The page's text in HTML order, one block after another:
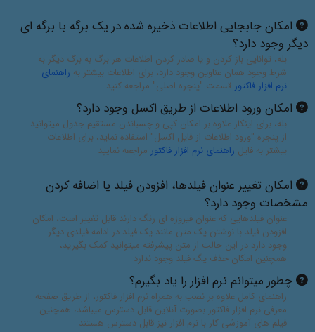
امکان جابجایی اطلاعات ذخیره شده در یک برگه با برگه ای
دیگر وجود دارد؟
بله، توانایی باز کردن و یا صادر کردن اطلاعات هر برگ به برگ دیگر به
شرط وجود همان عناوین وجود دارد، برای اطلاعات بیشتر به راهنمای
نرم افزار فاکتور قسمت "پنجره اصلی" مراجعه کنید
امکان ورود اطلاعات از طریق اکسل وجود دارد؟
بله، برای اینکار علاوه بر امکان کپی و چسباندن مستقیم جدول میتوانید
از پنجره "ورود اطلاعات از فایل اکسل" استفاده نماید، برای اطلاعات
بیشتر به فایل راهنمای نرم افزار فاکتور مراجعه نمایید
امکان تغییر عنوان فیلدها، افزودن فیلد یا اضافه کردن
مشخصات وجود دارد؟
عنوان فیلدهایی که عنوان فیروزه ای رنگ دارند قابل تغییر است، امکان
افزودن فیلد با نوشتن یک متن مانند یک فیلد در ادامه فیلدی دیگر
وجود دارد در این حالت از متن پیشرفته میتوانید کمک بگیرید،
همچنین امکان حذف یگ فیلد وجود ندارد
چطور میتوانم نرم افزار را یاد بگیرم؟
راهنمای کامل علاوه بر نصب به همراه نرم افزار فاکتور، از طریق صفحه
معرفی نرم افزار فاکتور بصورت آنلاین قابل دسترس میباشد، همچنین
فیلم های آموزشی کار با نرم افزار نیز قابل دسترس هستند